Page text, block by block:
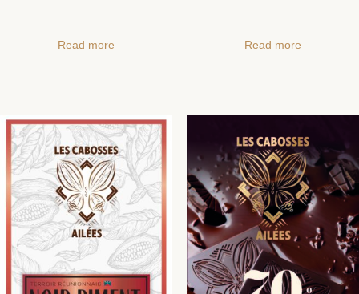
Read more Read more